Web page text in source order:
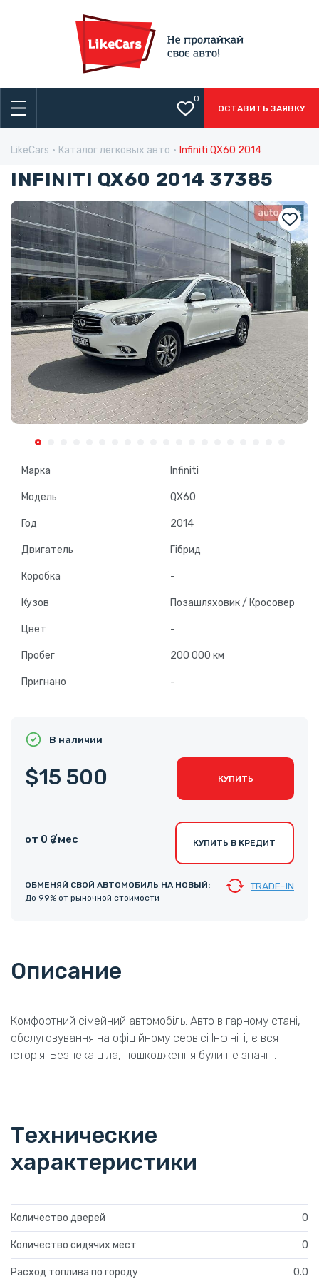
0
ОСТАВИТЬ ЗАЯВКУ
LikeCars Каталог легковых авто Infiniti QX60 2014
INFINITI QX60 2014 37385
Марка Infiniti
Модель QX60
Год 2014
Двигатель Гібрид
Коробка -
Кузов Позашляховик / Кросовер
Цвет -
Пробег 200 000 км
Пригнано -
В наличии
$15 500 КУПИТЬ
от 0 ₴ /мес КУПИТЬ В КРЕДИТ
ОБМЕНЯЙ СВОЙ АВТОМОБИЛЬ НА НОВЫЙ:
До 99% от рыночной стоимости
TRADE-IN
Технические
характеристики
Количество дверей 0
Количество сидячих мест 0
Расход топлива по городу 0.0
Описание
Комфортний сімейний автомобіль. Авто в гарному стані,
обслуговування на офіційному сервісі Інфініті, є вся
історія. Безпека ціла, пошкодження були не значні.